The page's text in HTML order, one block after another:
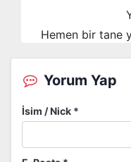
Hemen bir tane
Yorum Yap
İsim / Nick *